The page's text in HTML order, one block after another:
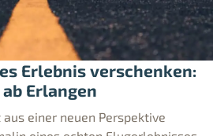
Erlebnis verschenken:
Erlangen
einer neuen Perspektive